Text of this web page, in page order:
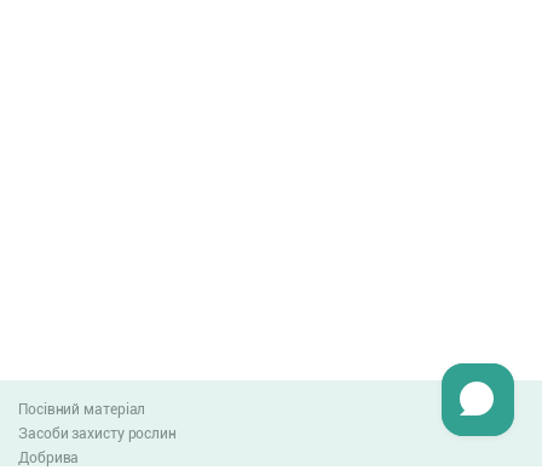
Посівний матеріал
Засоби захисту рослин
Добрива